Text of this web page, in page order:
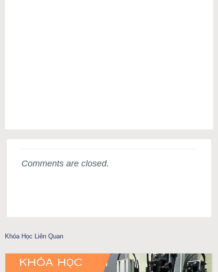
Comments are closed.
Khóa Học Liên Quan